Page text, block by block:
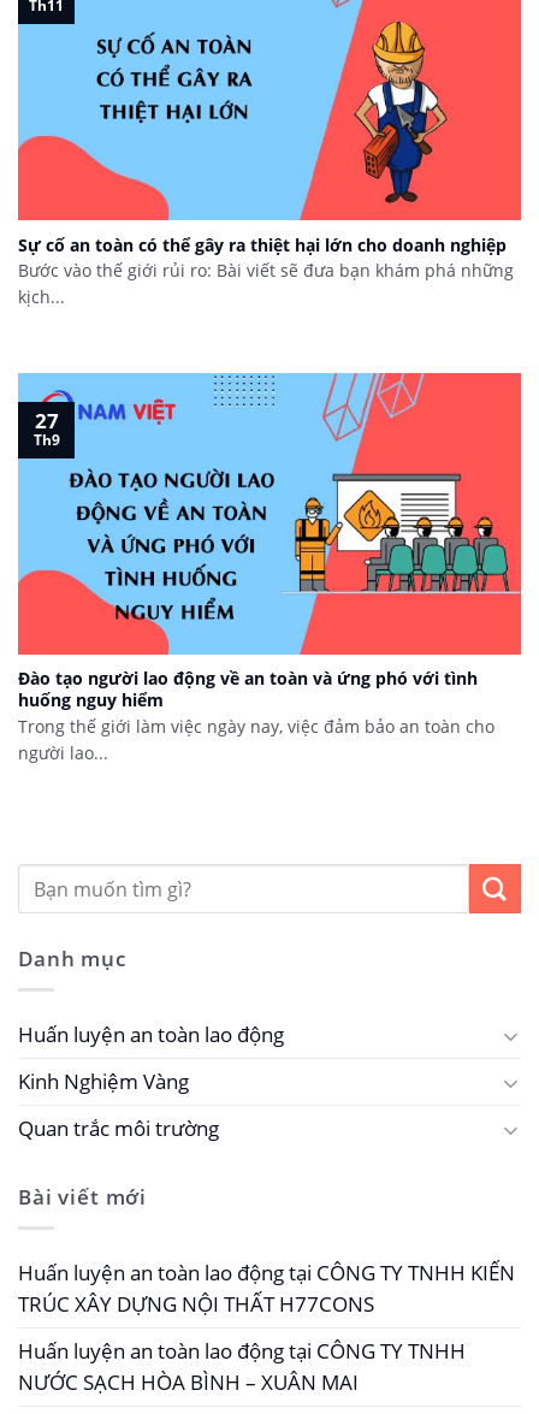
Sự cố an toàn có thể gây ra thiệt hại lớn cho doanh nghiệp
Bước vào thế giới rủi ro: Bài viết sẽ đưa bạn khám phá những
kịch...
Th11
Đào tạo người lao động về an toàn và ứng phó với tình
huống nguy hiểm
Trong thế giới làm việc ngày nay, việc đảm bảo an toàn cho
người lao...
27
Th9
Danh mục
Huấn luyện an toàn lao động
Kinh Nghiệm Vàng
Quan trắc môi trường
Bài viết mới
Huấn luyện an toàn lao động tại CÔNG TY TNHH KIẾN
TRÚC XÂY DỰNG NỘI THẤT H77CONS
Huấn luyện an toàn lao động tại CÔNG TY TNHH
NƯỚC SẠCH HÒA BÌNH – XUÂN MAI